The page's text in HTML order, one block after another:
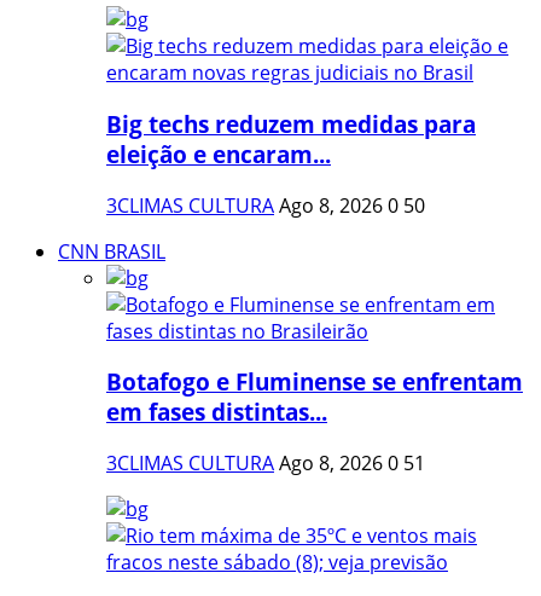
Big techs reduzem medidas para
eleição e encaram...
3CLIMAS CULTURAAgo 8, 20260 50
CNN BRASIL
Botafogo e Fluminense se enfrentam
em fases distintas...
3CLIMAS CULTURAAgo 8, 20260 51